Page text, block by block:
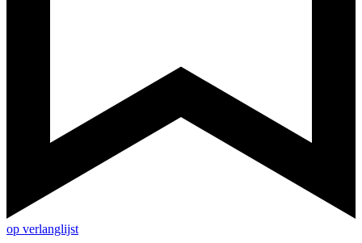
op verlanglijst